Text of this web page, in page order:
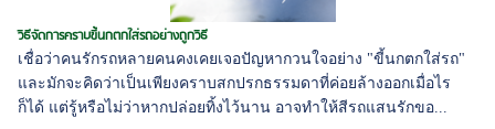
วิธีจัดการคราบขี้นกตกใส่รถอย่างถูกวิธี
เชื่อว่าคนรักรถหลายคนคงเคยเจอปัญหากวนใจอย่าง "ขี้นกตกใส่รถ"
และมักจะคิดว่าเป็นเพียงคราบสกปรกธรรมดาที่ค่อยล้างออกเมื่อไร
ก็ได้ แต่รู้หรือไม่ว่าหากปล่อยทิ้งไว้นาน อาจทำให้สีรถแสนรักขอ...